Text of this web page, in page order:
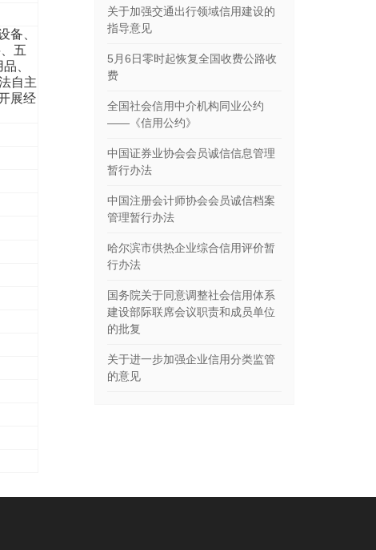
备、
五
、
自主
展经
关于加强交通出行领域信用建设的
指导意见
5月6日零时起恢复全国收费公路收
费
全国社会信用中介机构同业公约
——《信用公约》
中国证券业协会会员诚信信息管理
暂行办法
中国注册会计师协会会员诚信档案
管理暂行办法
哈尔滨市供热企业综合信用评价暂
行办法
国务院关于同意调整社会信用体系
建设部际联席会议职责和成员单位
的批复
关于进一步加强企业信用分类监管
的意见